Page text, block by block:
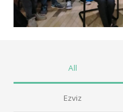
All
Ezviz